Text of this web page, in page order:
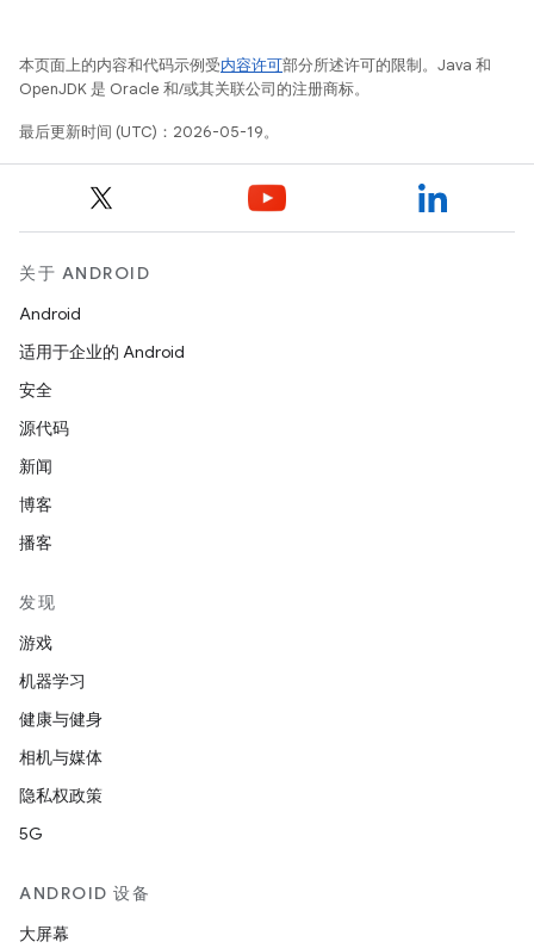
本页面上的内容和代码示例受内容许可部分所述许可的限制。Java 和
OpenJDK 是 Oracle 和/或其关联公司的注册商标。
最后更新时间 (UTC)：2026-05-19。
关于 ANDROID
Android
适用于企业的 Android
安全
源代码
新闻
博客
播客
发现
游戏
机器学习
健康与健身
相机与媒体
隐私权政策
5G
ANDROID 设备
大屏幕